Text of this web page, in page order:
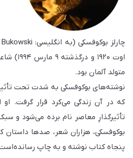
اوت ۱۹۲۰
متولد آلمان بود.
نوشته‌های بوکوفسکی به شدت تحت
که در آن زندگی می‌کرد قرار گرفت.
تأثیرگذارِ معاصر نام برده می‌شود و
بوکوفسکی، هزاران شعر، صدها
پنجاه کتاب نوشته و به چاپ